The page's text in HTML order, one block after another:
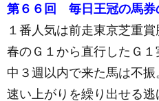
第６６回 毎日王冠の馬券
１番人気は前走東京芝重賞
春のＧ１から直行したＧ１
中３週以内で来た馬は不振
速い上がりを繰り出せる逃